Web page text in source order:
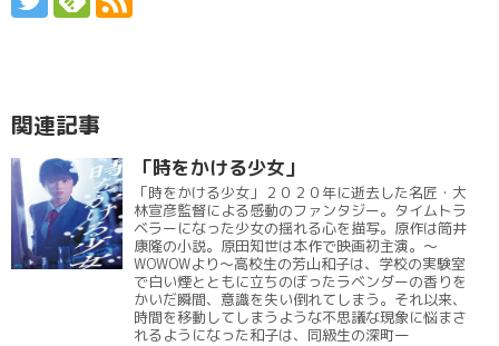
関連記事
「時をかける少女」
「時をかける少女」２０２０年に逝去した名匠・大
林宣彦監督による感動のファンタジー。タイムトラ
ベラーになった少女の揺れる心を描写。原作は筒井
康隆の小説。原田知世は本作で映画初主演。～
WOWOWより～高校生の芳山和子は、学校の実験室
で白い煙とともに立ちのぼったラベンダーの香りを
かいだ瞬間、意識を失い倒れてしまう。それ以来、
時間を移動してしまうような不思議な現象に悩まさ
れるようになった和子は、同級生の深町一